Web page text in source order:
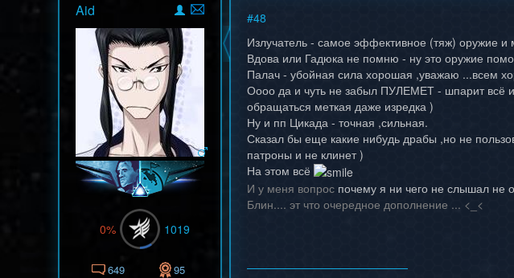
Aid
0% 1019
649 95
#48
Излучатель - самое эффективное (тяж) оружие и
Вдова или Гадюка не помню - ну это оружие
Палач - убойная сила хорошая ,уважаю ...всем
Оооо да и чуть не забыл ПУЛЕМЕТ - шпарит всё
обращаться меткая даже изредка )
Ну и пп Цикада - точная ,сильная.
Сказал бы еще какие нибудь драбы ,но не
патроны и не клинет )
На этом всё
И у меня вопрос почему я ни чего не слышал не
Блин.... эт что очередное дополнение ... <_<